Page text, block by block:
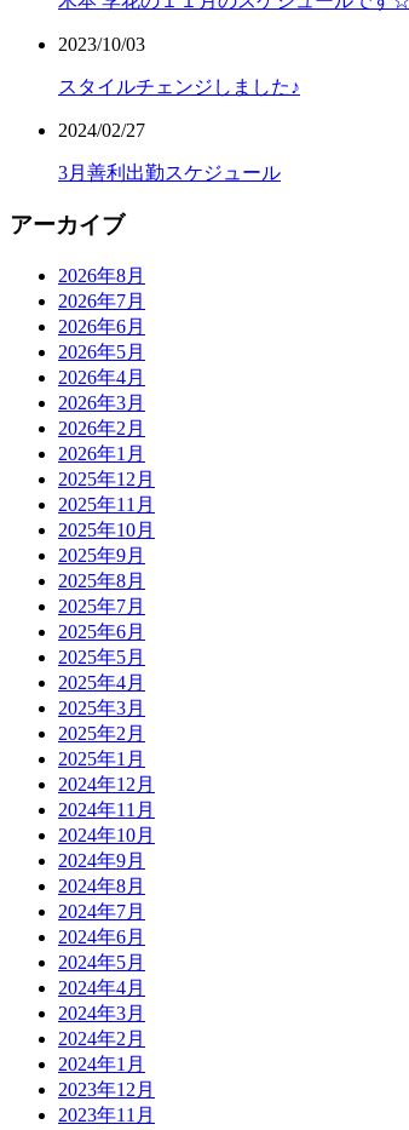
2023/10/03
スタイルチェンジしました♪
2024/02/27
3月善利出勤スケジュール
アーカイブ
2026年8月
2026年7月
2026年6月
2026年5月
2026年4月
2026年3月
2026年2月
2026年1月
2025年12月
2025年11月
2025年10月
2025年9月
2025年8月
2025年7月
2025年6月
2025年5月
2025年4月
2025年3月
2025年2月
2025年1月
2024年12月
2024年11月
2024年10月
2024年9月
2024年8月
2024年7月
2024年6月
2024年5月
2024年4月
2024年3月
2024年2月
2024年1月
2023年12月
2023年11月